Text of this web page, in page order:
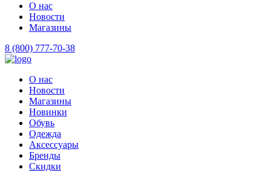
О нас
Новости
Магазины
8 (800) 777-70-38
О нас
Новости
Магазины
Новинки
Обувь
Одежда
Аксессуары
Бренды
Скидки